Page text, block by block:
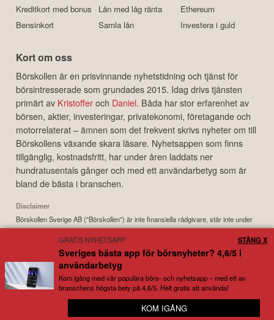
Kreditkort med bonus
Bensinkort
Lån med låg ränta
Samla lån
Ethereum
Investera i guld
Kort om oss
Börskollen är en prisvinnande nyhetstidning och tjänst för
börsintresserade som grundades 2015. Idag drivs tjänsten
primärt av Kristofferoch Daniel. Båda har stor erfarenhet av
börsen, aktier, investeringar, privatekonomi, företagande och
motorrelaterat – ämnen som det frekvent skrivs nyheter om till
Börskollens växande skara läsare. Nyhetsappen som finns
tillgänglig, kostnadsfritt, har under åren laddats ner
hundratusentals gånger och med ett användarbetyg som är
bland de bästa i branschen.
Disclaimer
Börskollen Sverige AB ("Börskollen") är inte finansiella rådgivare, står inte under
finansinspektionens tillsyn och ger inga råd till dig. Detta innebär att
investeringsbeslut baserade på information som direkt eller indirekt härrörande
från Börskollen eller personer med koppling till Börskollen, alltid fattas
självständigt av investeraren. Börskollen frånsäger sig allt ansvar för eventuell
förlust eller skada av vad slag det må vara som grundar sig på användandet av
material härrörande från tjänsten Börskollen.
Börskollen Sverige AB. All rights reserved.
😊 Full koll på snacket kring dina bolag
GRATIS NYHETSAPP
Sveriges bästa app för börsnyheter? 4,6/5 i
användarbetyg
Kom igång med vår populära börs- och nyhetsapp – med ett av
branschens högsta bety på 4,6/5. Helt gratis att använda!
KOM IGÅNG
STÄNG X